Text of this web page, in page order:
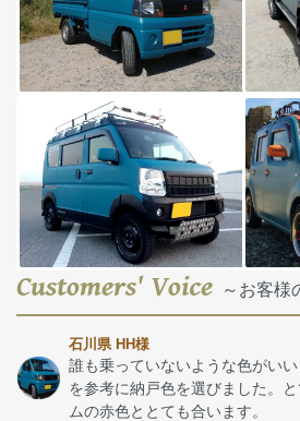
Customers' Voice ～お客様
石川県 HH様
誰も乗っていないような色がい
を参考に納戸色を選びました。
ムの赤色ととても合います。